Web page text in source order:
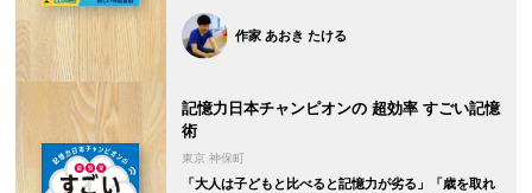
作家 あおき たける
記憶力日本チャンピオンの 超効率 すごい記憶
術
東京 神保町
「大人は子どもと比べると記憶力が劣る」「歳を取れ